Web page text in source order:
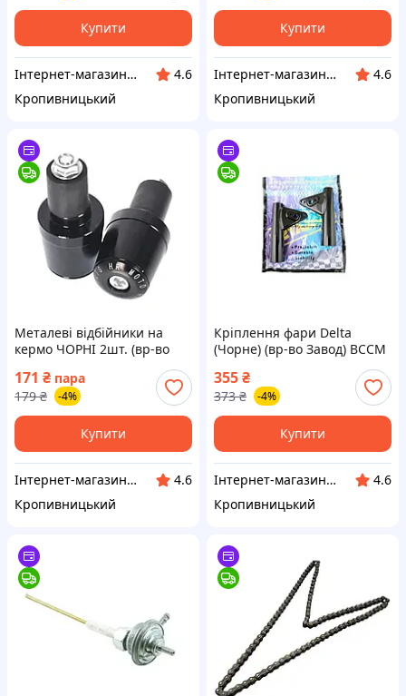
Купити
Інтернет-магазин "Запчастинки"
4.6
Кропивницький
Купити
Інтернет-магазин "Запчастинки"
4.6
Кропивницький
Металеві відбійники на
кермо ЧОРНІ 2шт. (вр‑во
171 ₴ пара
179 ₴ -4%
Купити
Інтернет-магазин "Запчастинки"
4.6
Кропивницький
Кріплення фари Delta
(Чорне) (вр‑во Завод) ВССМ
355₴
373 ₴ -4%
Купити
Інтернет-магазин "Запчастинки"
4.6
Кропивницький